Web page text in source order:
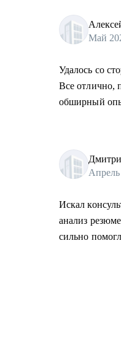
Май
Удалось со
Все отлично,
обширный
Искал
анализ
сильно